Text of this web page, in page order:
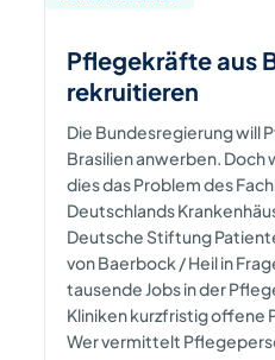
Pflegekräfte aus
rekruitieren
Die Bundesregierung will
Brasilien anwerben. Doch
dies das Problem des
Deutschlands
Deutsche Stiftung
von Baerbock / Heil in
tausende Jobs in der
Kliniken kurzfristig offene
Wer vermittelt